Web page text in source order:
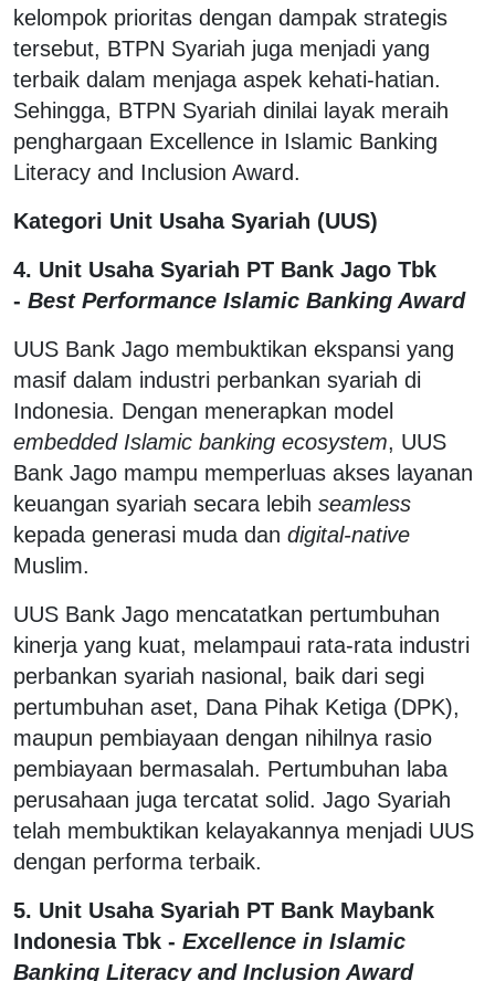
kelompok prioritas dengan dampak strategis
tersebut, BTPN Syariah juga menjadi yang
terbaik dalam menjaga aspek kehati-hatian.
Sehingga, BTPN Syariah dinilai layak meraih
penghargaan Excellence in Islamic Banking
Literacy and Inclusion Award.
Kategori Unit Usaha Syariah (UUS)
4. Unit Usaha Syariah PT Bank Jago Tbk
- Best Performance Islamic Banking Award
UUS Bank Jago membuktikan ekspansi yang
masif dalam industri perbankan syariah di
Indonesia. Dengan menerapkan model
embedded Islamic banking ecosystem, UUS
Bank Jago mampu memperluas akses layanan
keuangan syariah secara lebih seamless
kepada generasi muda dan digital-native
Muslim.
UUS Bank Jago mencatatkan pertumbuhan
kinerja yang kuat, melampaui rata-rata industri
perbankan syariah nasional, baik dari segi
pertumbuhan aset, Dana Pihak Ketiga (DPK),
maupun pembiayaan dengan nihilnya rasio
pembiayaan bermasalah. Pertumbuhan laba
perusahaan juga tercatat solid. Jago Syariah
telah membuktikan kelayakannya menjadi UUS
dengan performa terbaik.
5. Unit Usaha Syariah PT Bank Maybank
Indonesia Tbk - Excellence in Islamic
Banking Literacy and Inclusion Award